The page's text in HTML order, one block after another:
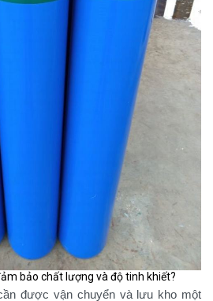
bảo chất lượng và độ tinh khiết?
được vận chuyển và lưu kho một